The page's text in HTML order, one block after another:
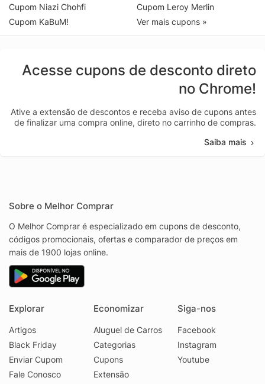
Cupom Niazi Chohfi
Cupom KaBuM!
Cupom Leroy Merlin
Ver mais cupons »
Acesse cupons de desconto direto
no Chrome!
Ative a extensão de descontos e receba aviso de cupons antes
de finalizar uma compra online, direto no carrinho de compras.
Saiba mais
Sobre o Melhor Comprar
O Melhor Comprar é especializado em cupons de desconto,
códigos promocionais, ofertas e comparador de preços em
mais de 1900 lojas online.
Explorar
Artigos
Black Friday
Enviar Cupom
Fale Conosco
Economizar
Aluguel de Carros
Categorias
Cupons
Extensão
Siga-nos
Facebook
Instagram
Youtube